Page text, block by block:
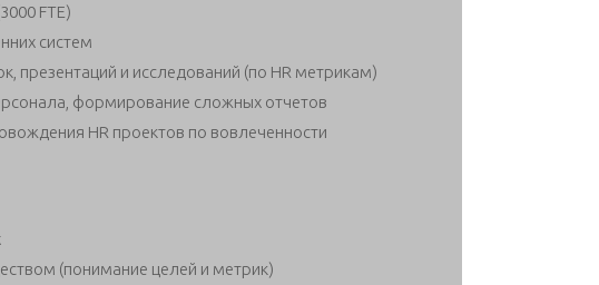
FTE)
систем
презентаций и исследований (по HR метрикам)
формирование сложных отчетов
HR проектов по вовлеченности
(понимание целей и метрик)